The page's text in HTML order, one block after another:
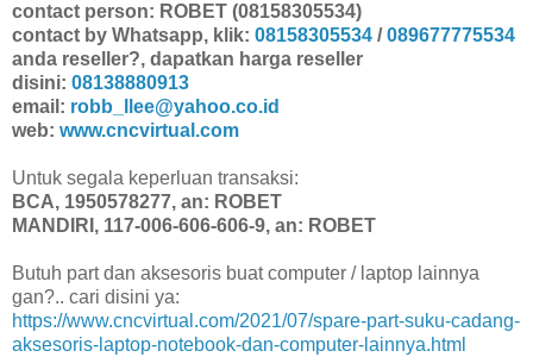
contact person: ROBET (08158305534)
contact by Whatsapp, klik: 08158305534 /089677775534
anda reseller?, dapatkan harga reseller
disini: 08138880913
email: robb_llee@yahoo.co.id
web: www.cncvirtual.com
Untuk segala keperluan transaksi:
BCA, 1950578277, an: ROBET
MANDIRI, 117-006-606-606-9, an: ROBET
Butuh part dan aksesoris buat computer / laptop lainnya
gan?.. cari disini ya:
https://www.cncvirtual.com/2021/07/spare-part-suku-cadang-
aksesoris-laptop-notebook-dan-computer-lainnya.html